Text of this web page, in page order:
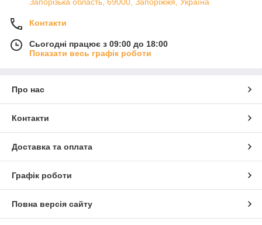
Контакти
Сьогодні працює з 09:00 до 18:00
Показати весь графік роботи
Про нас
Контакти
Доставка та оплата
Графік роботи
Повна версія сайту